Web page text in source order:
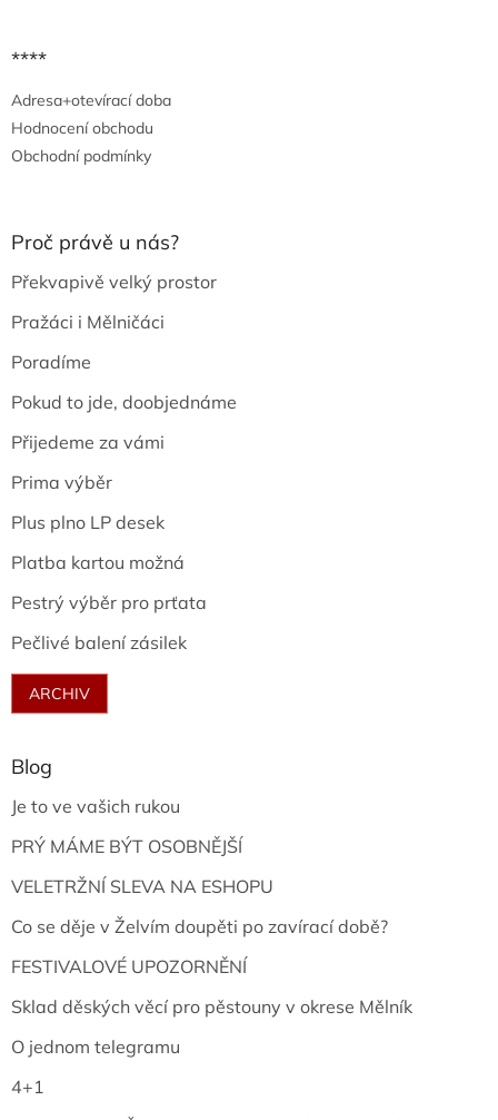
****
Adresa+otevírací doba
Hodnocení obchodu
Obchodní podmínky
Proč právě u nás?
Překvapivě velký prostor
Pražáci i Mělničáci
Poradíme
Pokud to jde, doobjednáme
Přijedeme za vámi
Prima výběr
Plus plno LP desek
Platba kartou možná
Pestrý výběr pro prťata
Pečlivé balení zásilek
ARCHIV
Blog
Je to ve vašich rukou
PRÝ MÁME BÝT OSOBNĚJŠÍ
VELETRŽNÍ SLEVA NA ESHOPU
Co se děje v Želvím doupěti po zavírací době?
FESTIVALOVÉ UPOZORNĚNÍ
Sklad děských věcí pro pěstouny v okrese Mělník
O jednom telegramu
4+1